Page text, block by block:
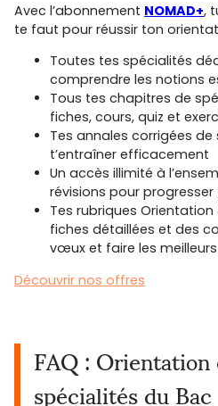
Avec l’abonnement NOMAD+,
te faut pour réussir ton
Toutes tes spécialités
comprendre les notions
Tous tes chapitres de
fiches, cours, quiz et
Tes annales corrigées
t’entraîner efficacement
Un accès illimité à
révisions pour progresser
Tes rubriques
fiches détaillées et des
vœux et faire les meilleurs
Découvrir nos offres
FAQ :